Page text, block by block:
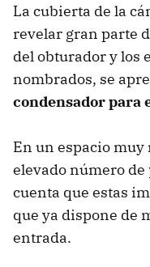
La cubierta de la
revelar gran parte
del obturador y los
nombrados, se
condensador para
En un espacio muy
elevado número de
cuenta que estas
que ya dispone de
entrada.